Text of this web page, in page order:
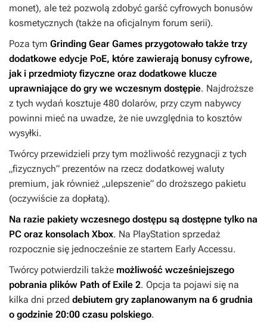
monet), ale też pozwolą zdobyć garść cyfrowych bonusów
kosmetycznych (także na oficjalnym forum serii).
Poza tym Grinding Gear Games przygotowało także trzy
dodatkowe edycje PoE, które zawierają bonusy cyfrowe,
jak i przedmioty fizyczne oraz dodatkowe klucze
uprawniające do gry we wczesnym dostępie. Najdroższe
z tych wydań kosztuje 480 dolarów, przy czym nabywcy
powinni mieć na uwadze, że nie uwzględnia to kosztów
wysyłki.
Twórcy przewidzieli przy tym możliwość rezygnacji z tych
„fizycznych” prezentów na rzecz dodatkowej waluty
premium, jak również „ulepszenie” do droższego pakietu
(oczywiście za dopłatą).
Na razie pakiety wczesnego dostępu są dostępne tylko na
PC oraz konsolach Xbox. Na PlayStation sprzedaż
rozpocznie się jednocześnie ze startem Early Accessu.
Twórcy potwierdzili także możliwość wcześniejszego
pobrania plików Path of Exile 2. Opcja ta pojawi się na
kilka dni przed debiutem gry zaplanowanym na 6 grudnia
o godzinie 20:00 czasu polskiego.